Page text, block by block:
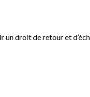
droit de retour et